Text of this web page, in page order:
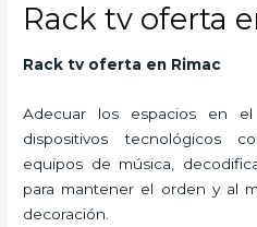
Rack tv oferta
Rack tv oferta en Rimac
Adecuar los espacios en
dispositivos tecnológicos
equipos de música,
para mantener el orden y al
decoración.